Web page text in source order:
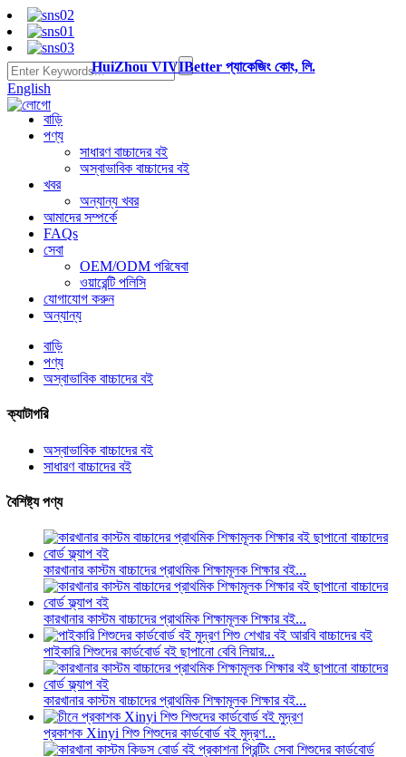
English
HuiZhou VIVIBetter প্যাকেজিং কোং, লি.
বাড়ি
পণ্য
সাধারণ বাচ্চাদের বই
অস্বাভাবিক বাচ্চাদের বই
খবর
অন্যান্য খবর
আমাদের সম্পর্কে
FAQs
সেবা
OEM/ODM পরিষেবা
ওয়ারেন্টি পলিসি
যোগাযোগ করুন
অন্যান্য
বাড়ি
পণ্য
অস্বাভাবিক বাচ্চাদের বই
ক্যাটাগরি
অস্বাভাবিক বাচ্চাদের বই
সাধারণ বাচ্চাদের বই
বৈশিষ্ট্য পণ্য
কারখানার কাস্টম বাচ্চাদের প্রাথমিক শিক্ষামূলক শিক্ষার বই...
কারখানার কাস্টম বাচ্চাদের প্রাথমিক শিক্ষামূলক শিক্ষার বই...
পাইকারি শিশুদের কার্ডবোর্ড বই ছাপানো বেবি লিয়ার...
কারখানার কাস্টম বাচ্চাদের প্রাথমিক শিক্ষামূলক শিক্ষার বই...
প্রকাশক Xinyi শিশু শিশুদের কার্ডবোর্ড বই মুদ্রণ...